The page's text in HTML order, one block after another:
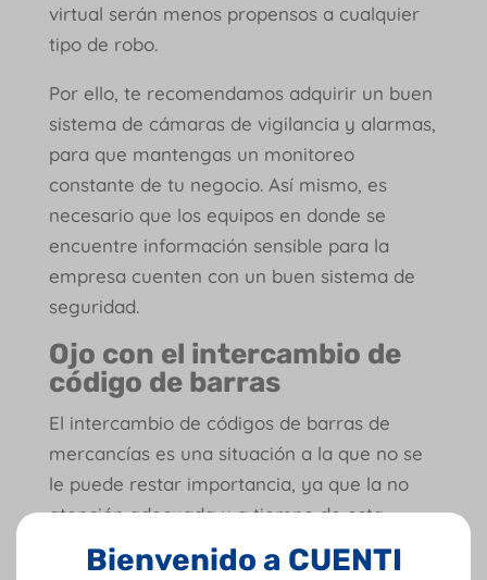
virtual serán menos propensos a cualquier
tipo de robo.
Por ello, te recomendamos adquirir un buen
sistema de cámaras de vigilancia y alarmas,
para que mantengas un monitoreo
constante de tu negocio. Así mismo, es
necesario que los equipos en donde se
encuentre información sensible para la
empresa cuenten con un buen sistema de
seguridad.
Ojo con el intercambio de
código de barras
El intercambio de códigos de barras de
mercancías es una situación a la que no se
le puede restar importancia, ya que la no
atención adecuada y a tiempo de esta
puede ocasionar pérdidas.
Bienvenido a CUENTI